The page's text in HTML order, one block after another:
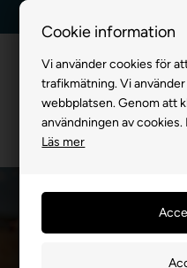
Cookie information
Vi använder cookies för
trafikmätning. Vi
webbplatsen. Genom att
användningen av cookies.
Läs mer
Framsida»FÖR HUND»Halsband